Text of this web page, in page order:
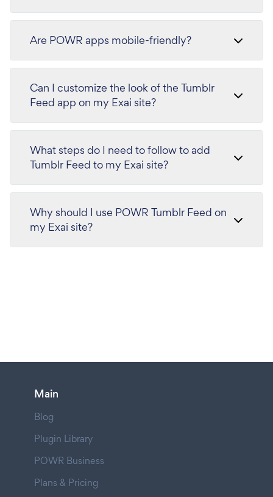
Are POWR apps mobile-friendly?
Can I customize the look of the Tumblr
Feed app on my Exai site?
What steps do I need to follow to add
Tumblr Feed to my Exai site?
Why should I use POWR Tumblr Feed on
my Exai site?
Main
Blog
Plugin Library
POWR Business
Plans & Pricing